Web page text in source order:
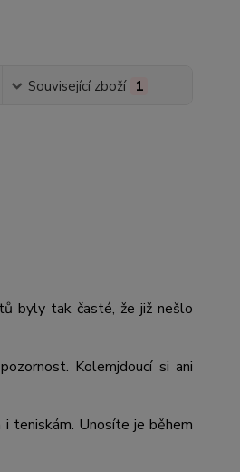
Související zboží 1
byly tak časté, že již nešlo
Kolemjdoucí si ani
teniskám. Unosíte je během